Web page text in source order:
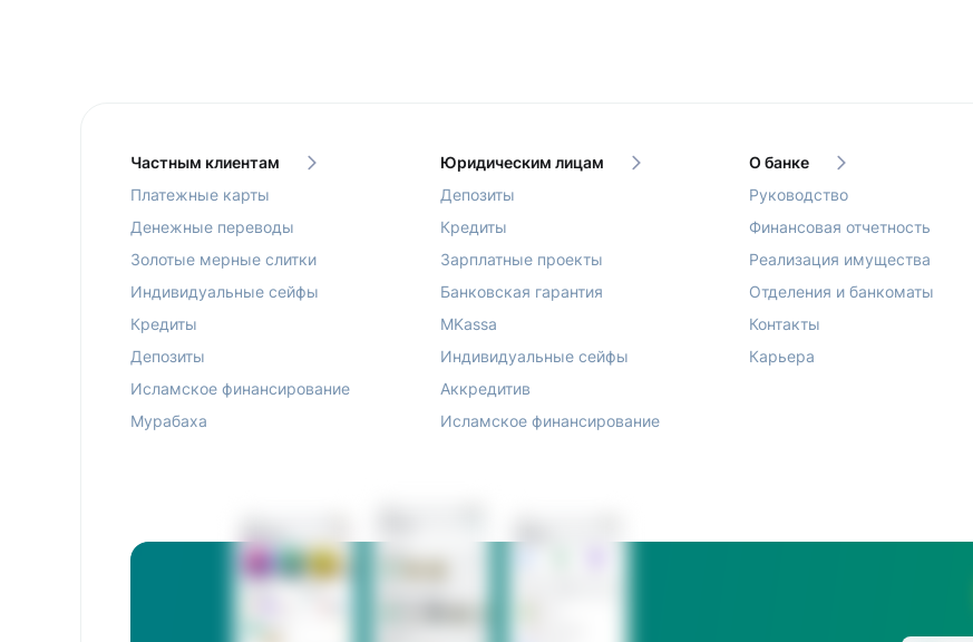
Частным клиентам
Платежные карты
Денежные переводы
Золотые мерные слитки
Индивидуальные сейфы
Кредиты
Депозиты
Исламское финансирование
Мурабаха
Юридическим лицам
Депозиты
Кредиты
Зарплатные проекты
Банковская гарантия
MKassa
Индивидуальные сейфы
Аккредитив
Исламское финансирование
О банке
Руководство
Финансовая отчетность
Реализация имущества
Отделения и банкоматы
Контакты
Карьера